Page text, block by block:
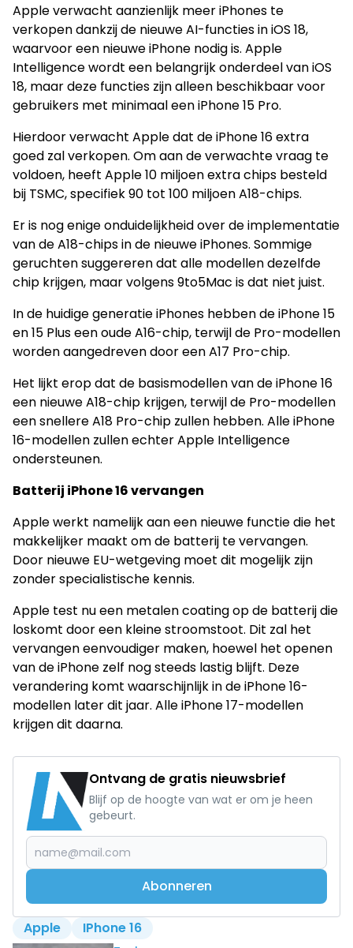
Apple verwacht aanzienlijk meer iPhones te
verkopen dankzij de nieuwe AI-functies in iOS 18,
waarvoor een nieuwe iPhone nodig is. Apple
Intelligence wordt een belangrijk onderdeel van iOS
18, maar deze functies zijn alleen beschikbaar voor
gebruikers met minimaal een iPhone 15 Pro.
Hierdoor verwacht Apple dat de iPhone 16 extra
goed zal verkopen. Om aan de verwachte vraag te
voldoen, heeft Apple 10 miljoen extra chips besteld
bij TSMC, specifiek 90 tot 100 miljoen A18-chips.
Er is nog enige onduidelijkheid over de implementatie
van de A18-chips in de nieuwe iPhones. Sommige
geruchten suggereren dat alle modellen dezelfde
chip krijgen, maar volgens 9to5Mac is dat niet juist.
In de huidige generatie iPhones hebben de iPhone 15
en 15 Plus een oude A16-chip, terwijl de Pro-modellen
worden aangedreven door een A17 Pro-chip.
Het lijkt erop dat de basismodellen van de iPhone 16
een nieuwe A18-chip krijgen, terwijl de Pro-modellen
een snellere A18 Pro-chip zullen hebben. Alle iPhone
16-modellen zullen echter Apple Intelligence
ondersteunen.
Batterij iPhone 16 vervangen
Apple werkt namelijk aan een nieuwe functie die het
makkelijker maakt om de batterij te vervangen.
Door nieuwe EU-wetgeving moet dit mogelijk zijn
zonder specialistische kennis.
Apple test nu een metalen coating op de batterij die
loskomt door een kleine stroomstoot. Dit zal het
vervangen eenvoudiger maken, hoewel het openen
van de iPhone zelf nog steeds lastig blijft. Deze
verandering komt waarschijnlijk in de iPhone 16-
modellen later dit jaar. Alle iPhone 17-modellen
krijgen dit daarna.
Ontvang de gratis nieuwsbrief
Blijf op de hoogte van wat er om je heen
gebeurt.
Abonneren
Apple IPhone 16